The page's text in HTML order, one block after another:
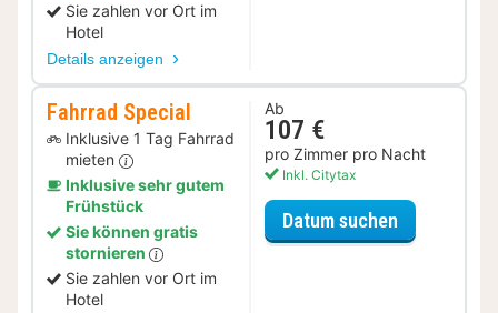
Sie zahlen vor Ort im
Hotel
Details anzeigen
Fahrrad Special
Inklusive 1 Tag Fahrrad
mieten
Inklusive sehr gutem
Frühstück
Sie können gratis
stornieren
Sie zahlen vor Ort im
Hotel
Ab
107 €
pro Zimmer pro Nacht
Inkl. Citytax
Datum suchen